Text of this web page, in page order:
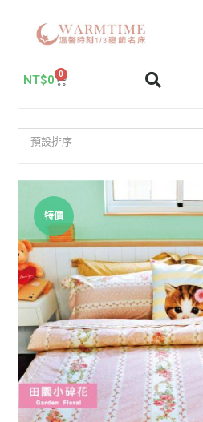
NT$0 0
預設排序
特價